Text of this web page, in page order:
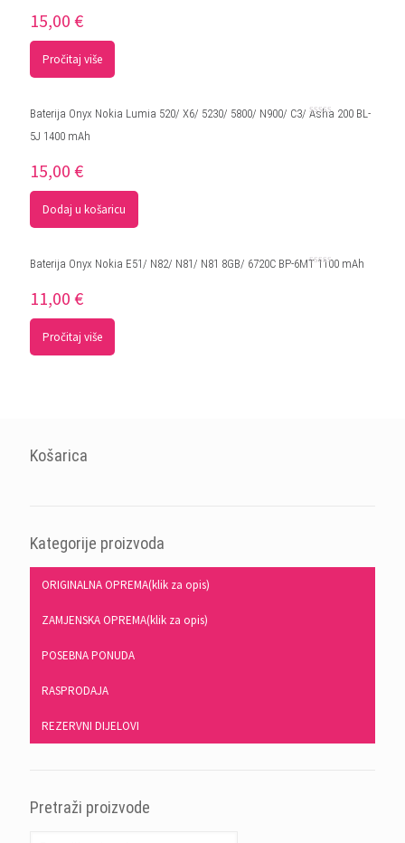
15,00 €
Pročitaj više
Baterija Onyx Nokia Lumia 520/ X6/ 5230/ 5800/ N900/ C3/ Asha 200 BL-
5J 1400 mAh
15,00 €
Dodaj u košaricu
Baterija Onyx Nokia E51/ N82/ N81/ N81 8GB/ 6720C BP-6MT 1100 mAh
11,00 €
Pročitaj više
Košarica
Kategorije proizvoda
ORIGINALNA OPREMA(klik za opis)
ZAMJENSKA OPREMA(klik za opis)
POSEBNA PONUDA
RASPRODAJA
REZERVNI DIJELOVI
Pretraži proizvode